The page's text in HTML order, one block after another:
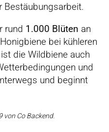
rund 1.000 Blüten an
bei kühleren
die Wildbiene auch
und
und beginnt
von Co Backend.